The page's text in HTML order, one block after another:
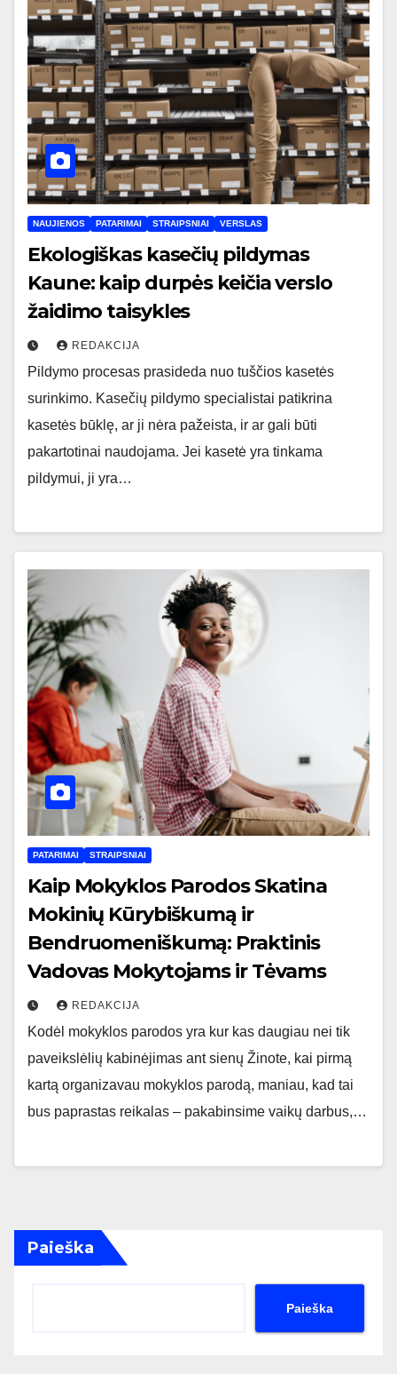
NAUJIENOS PATARIMAI STRAIPSNIAI VERSLAS
Ekologiškas kasečių pildymas
Kaune: kaip durpės keičia verslo
žaidimo taisykles
REDAKCIJA
Pildymo procesas prasideda nuo tuščios kasetės
surinkimo. Kasečių pildymo specialistai patikrina
kasetės būklę, ar ji nėra pažeista, ir ar gali būti
pakartotinai naudojama. Jei kasetė yra tinkama
pildymui, ji yra…
PATARIMAI STRAIPSNIAI
Kaip Mokyklos Parodos Skatina
Mokinių Kūrybiškumą ir
Bendruomeniškumą: Praktinis
Vadovas Mokytojams ir Tėvams
REDAKCIJA
Kodėl mokyklos parodos yra kur kas daugiau nei tik
paveikslėlių kabinėjimas ant sienų Žinote, kai pirmą
kartą organizavau mokyklos parodą, maniau, kad tai
bus paprastas reikalas – pakabinsime vaikų darbus,…
Paieška
Paieška